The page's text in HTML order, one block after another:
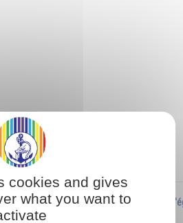
même sujet :
de l'âge d'or (Tome 1)
cookies and gives
what you want to